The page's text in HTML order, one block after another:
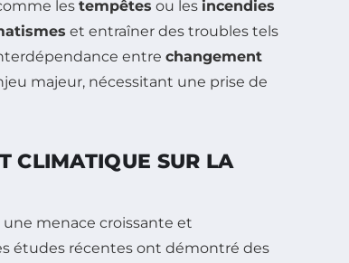
les tempêtes ou les incendies
et entraîner des troubles tels
entre changement
majeur, nécessitant une prise de
CLIMATIQUE SUR LA
menace croissante et
études récentes ont démontré des